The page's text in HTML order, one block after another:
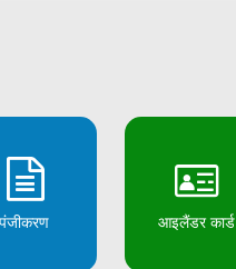
पंजीकरण आइलैंडर कार्ड